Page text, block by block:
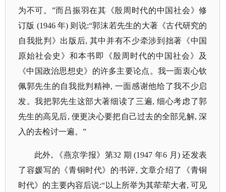
为不可。”而吕振羽在其《殷周时代的中国社会》修
订版 (1946 年) 则说:“郭沫若先生的大著《古代研究的
自我批判》出版后, 其中并有不少牵涉到拙著《中国
原始社会史》和本书即《殷周时代的中国社会》及
《中国政治思想史》的许多主要论点。我一面衷心钦
佩郭先生的自我批判精神, 一面感谢他给了我不少启
发。我把郭先生这部大著细读了三遍, 细心考虑了郭
先生的高见后, 便更决心要把自己过去的全部见解, 深
入的去检讨一遍。”
此外, 《燕京学报》第32 期 (1947 年6 月) 还发表
了容媛写的《青铜时代》的书评, 文章介绍了《青铜
时代》的主要内容后说:“以上所举为其荦荦大者, 可见